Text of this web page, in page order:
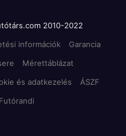
2010-2022
információk
Garancia
Mérettáblázat
és adatkezelés
ÁSZF
Futórandi